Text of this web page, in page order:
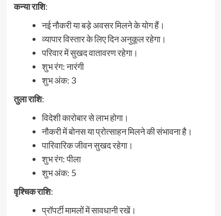
कन्या राशि:
नई नौकरी या बड़े अवसर मिलने के योग हैं।
व्यापार विस्तार के लिए दिन अनुकूल रहेगा।
परिवार में सुखद वातावरण रहेगा।
शुभ रंग: नारंगी
शुभ अंक: 3
तुला राशि:
विदेशी कारोबार से लाभ होगा।
नौकरी में बोनस या प्रोत्साहन मिलने की संभावना है।
पारिवारिक जीवन सुखद रहेगा।
शुभ रंग: पीला
शुभ अंक: 5
वृश्चिक राशि:
प्रॉपर्टी मामलों में सावधानी रखें।